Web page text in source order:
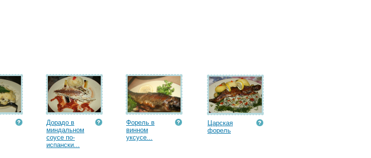
Дорадо в
миндальном
соусе по-
испански...
Форель в
винном
уксусе...
Царская
форель